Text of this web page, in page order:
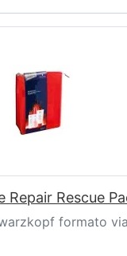
Repair Rescue
formato